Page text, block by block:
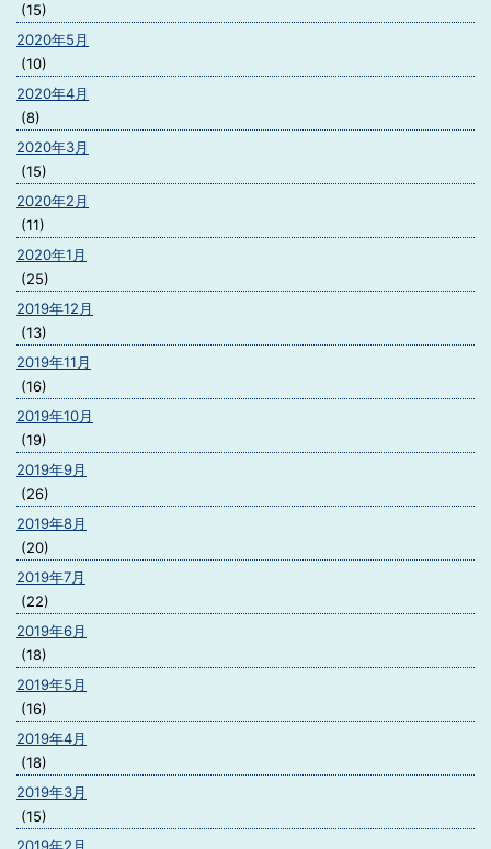
(15)
2020年5月
(10)
2020年4月
(8)
2020年3月
(15)
2020年2月
(11)
2020年1月
(25)
2019年12月
(13)
2019年11月
(16)
2019年10月
(19)
2019年9月
(26)
2019年8月
(20)
2019年7月
(22)
2019年6月
(18)
2019年5月
(16)
2019年4月
(18)
2019年3月
(15)